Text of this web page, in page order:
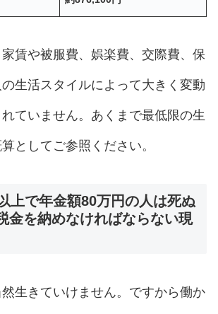
賃や被服費、娯楽費、交際費、保
生活スタイルによって大きく変動
ていません。あくまで最低限の生
としてご参照ください。
上で年金額80万円の人は死ぬ
金を納めなければならない現
生きていけません。ですから働か